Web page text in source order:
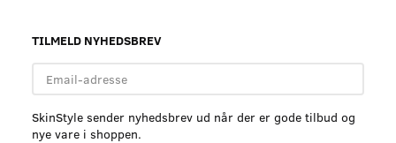
TILMELD NYHEDSBREV
Email-
adresse
SkinStyle sender nyhedsbrev ud når der er gode tilbud og
nye vare i shoppen.